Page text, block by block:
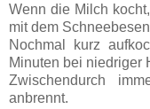
Wenn die Milch
mit dem
Nochmal kurz
Minuten bei niedriger
Zwischendurch
anbrennt.